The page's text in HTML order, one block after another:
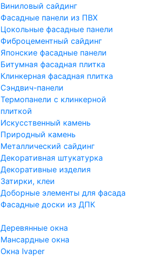
Виниловый сайдинг
Фасадные панели из ПВХ
Цокольные фасадные панели
Фиброцементный сайдинг
Японские фасадные панели
Битумная фасадная плитка
Клинкерная фасадная плитка
Сэндвич-панели
Термопанели с клинкерной
плиткой
Искусственный камень
Природный камень
Металлический сайдинг
Декоративная штукатурка
Декоративные изделия
Затирки, клеи
Доборные элементы для фасада
Фасадные доски из ДПК
Деревянные окна
Мансардные окна
Окна Ivaper